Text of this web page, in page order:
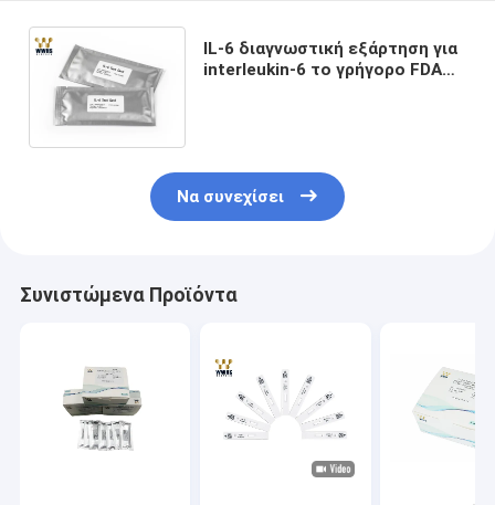
IL-6 διαγνωστική εξάρτηση για
interleukin-6 το γρήγορο FDA
Να συνεχίσει
Συνιστώμενα Προϊόντα